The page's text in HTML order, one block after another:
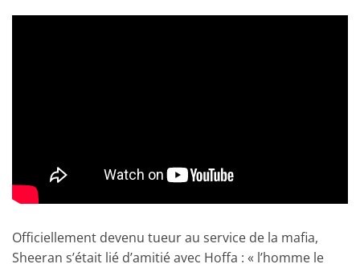
Officiellement devenu tueur au service de la mafia,
Sheeran s’était lié d’amitié avec Hoffa : « l’homme le